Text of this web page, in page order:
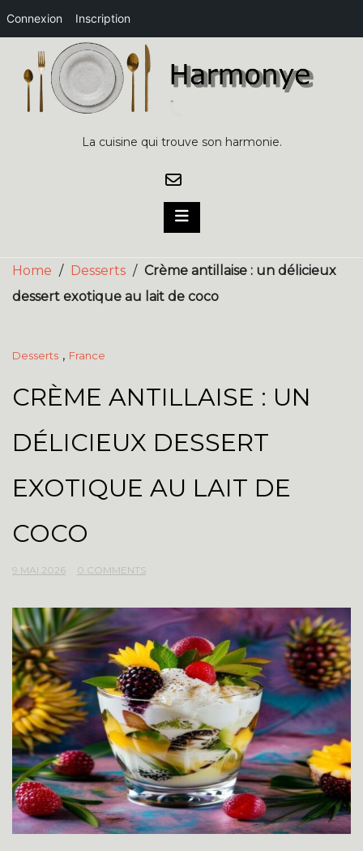
Connexion Inscription
content
La cuisine qui trouve son harmonie.
Home / Desserts / Crème antillaise : un délicieux
dessert exotique au lait de coco
Desserts , France
CRÈME ANTILLAISE : UN
DÉLICIEUX DESSERT
EXOTIQUE AU LAIT DE
COCO
9 MAI 2026 0 COMMENTS